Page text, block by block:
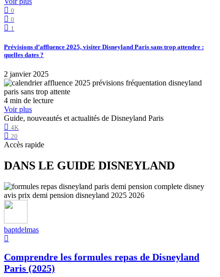
0
0
1
Prévisions d’affluence 2025, visiter Disneyland Paris sans trop attendre :
quelles dates ?
2 janvier 2025
4 min de lecture
Voir plus
Guide, nouveautés et actualités de Disneyland Paris
4K
20
Accès rapide
DANS LE GUIDE DISNEYLAND
baptdelmas
Comprendre les formules repas de Disneyland
Paris (2025)